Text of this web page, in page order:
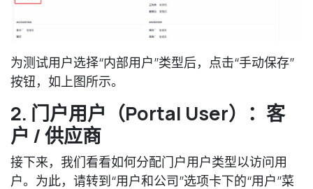
为测试用户选择“内部用户”类型后，点击“手动保存”
按钮，如上图所示。
2. 门户用户（Portal User）：客
户 / 供应商
接下来，我们看看如何分配门户用户类型以访问用
户。为此，请转到“用户和公司”选项卡下的“用户”菜